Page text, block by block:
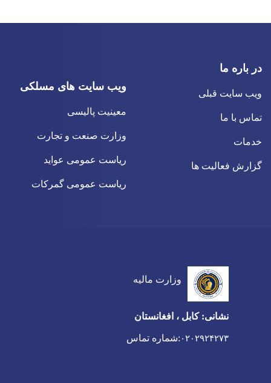
در باره ما
ویب سایت قبلی
تماس با ما
خدمات
گزارش فعالیت ها
ویب سایت های مسلکی
معینیت پالیسی
وزارت صنعت و تجارت
ریاست عمومی عواید
ریاست عمومی گمرکات
وزارت مالیه
نشانی: کابل ، افغانستان
۰۲۰۲۹۲۴۲۷۳ :شماره تماس